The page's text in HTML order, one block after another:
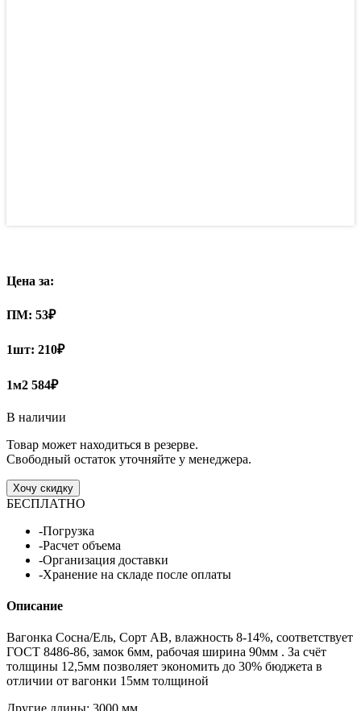
Цена за:
ПМ: 53₽
1шт: 210₽
1м2 584₽
В наличии
Товар может находиться в резерве.
Свободный остаток уточняйте у менеджера.
Хочу скидку
БЕСПЛАТНО
-Погрузка
-Расчет объема
-Организация доставки
-Хранение на складе после оплаты
Описание
Вагонка Сосна/Ель, Сорт АВ, влажность 8-14%, соответствует
ГОСТ 8486-86, замок 6мм, рабочая ширина 90мм . За счёт
толщины 12,5мм позволяет экономить до 30% бюджета в
отличии от вагонки 15мм толщиной